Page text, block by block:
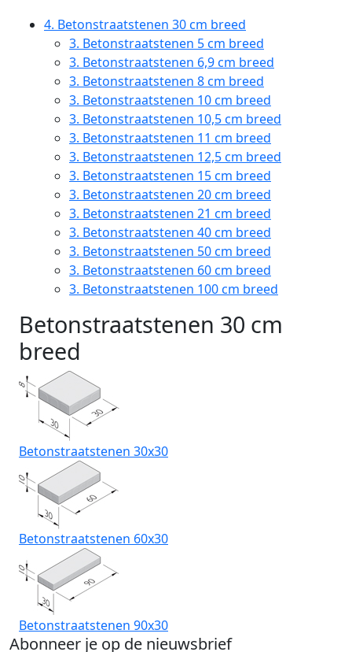
4. Betonstraatstenen 30 cm breed
3. Betonstraatstenen 5 cm breed
3. Betonstraatstenen 6,9 cm breed
3. Betonstraatstenen 8 cm breed
3. Betonstraatstenen 10 cm breed
3. Betonstraatstenen 10,5 cm breed
3. Betonstraatstenen 11 cm breed
3. Betonstraatstenen 12,5 cm breed
3. Betonstraatstenen 15 cm breed
3. Betonstraatstenen 20 cm breed
3. Betonstraatstenen 21 cm breed
3. Betonstraatstenen 40 cm breed
3. Betonstraatstenen 50 cm breed
3. Betonstraatstenen 60 cm breed
3. Betonstraatstenen 100 cm breed
Betonstraatstenen 30 cm
breed
Betonstraatstenen 30x30
Betonstraatstenen 60x30
Betonstraatstenen 90x30
Abonneer je op de nieuwsbrief